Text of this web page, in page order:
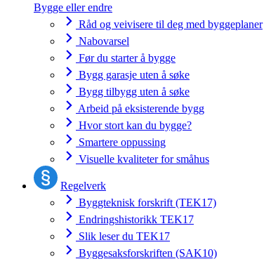
Bygge eller endre
Råd og veivisere til deg med byggeplaner
Nabovarsel
Før du starter å bygge
Bygg garasje uten å søke
Bygg tilbygg uten å søke
Arbeid på eksisterende bygg
Hvor stort kan du bygge?
Smartere oppussing
Visuelle kvaliteter for småhus
Regelverk
Byggteknisk forskrift (TEK17)
Endringshistorikk TEK17
Slik leser du TEK17
Byggesaksforskriften (SAK10)